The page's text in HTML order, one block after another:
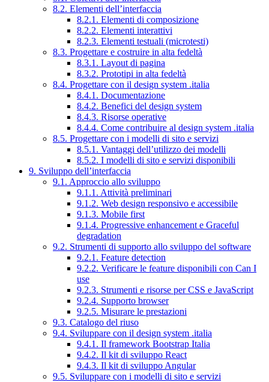
8.2. Elementi dell’interfaccia
8.2.1. Elementi di composizione
8.2.2. Elementi interattivi
8.2.3. Elementi testuali (microtesti)
8.3. Progettare e costruire in alta fedeltà
8.3.1. Layout di pagina
8.3.2. Prototipi in alta fedeltà
8.4. Progettare con il design system .italia
8.4.1. Documentazione
8.4.2. Benefici del design system
8.4.3. Risorse operative
8.4.4. Come contribuire al design system .italia
8.5. Progettare con i modelli di sito e servizi
8.5.1. Vantaggi dell’utilizzo dei modelli
8.5.2. I modelli di sito e servizi disponibili
9. Sviluppo dell’interfaccia
9.1. Approccio allo sviluppo
9.1.1. Attività preliminari
9.1.2. Web design responsivo e accessibile
9.1.3. Mobile first
9.1.4. Progressive enhancement e Graceful
degradation
9.2. Strumenti di supporto allo sviluppo del software
9.2.1. Feature detection
9.2.2. Verificare le feature disponibili con Can I
use
9.2.3. Strumenti e risorse per CSS e JavaScript
9.2.4. Supporto browser
9.2.5. Misurare le prestazioni
9.3. Catalogo del riuso
9.4. Sviluppare con il design system .italia
9.4.1. Il framework Bootstrap Italia
9.4.2. Il kit di sviluppo React
9.4.3. Il kit di sviluppo Angular
9.5. Sviluppare con i modelli di sito e servizi